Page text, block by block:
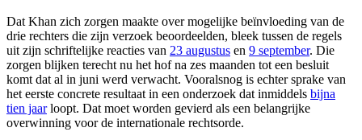
Dat Khan zich zorgen maakte over mogelijke beïnvloeding van de
drie rechters die zijn verzoek beoordeelden, bleek tussen de regels
uit zijn schriftelijke reacties van 23 augustus en 9 september. Die
zorgen blijken terecht nu het hof na zes maanden tot een besluit
komt dat al in juni werd verwacht. Vooralsnog is echter sprake van
het eerste concrete resultaat in een onderzoek dat inmiddels bijna
tien jaarloopt. Dat moet worden gevierd als een belangrijke
overwinning voor de internationale rechtsorde.